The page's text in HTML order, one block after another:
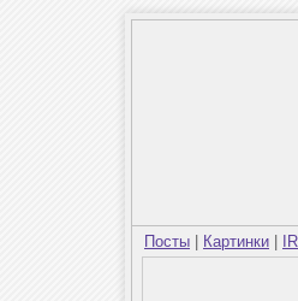
Посты Картинки